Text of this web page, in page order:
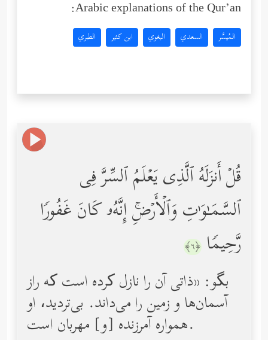
Arabic explanations of the Qur’an:
المُيسَّر السعدي البغوي ابن كثير الطبري
قُلۡ أَنزَلَهُ ٱلَّذِی یَعۡلَمُ ٱلسِّرَّ فِی
ٱلسَّمَـٰوَ ٰ⁠تِ وَٱلۡأَرۡضِۚ إِنَّهُۥ كَانَ غَفُورࣰا
رَّحِیمࣰا ﴿٦﴾
بگو: «ذاتی آن را نازل کرده است که راز
آسمان‌ها و زمین را می‌داند. بی‌تردید، او
همواره آمرزنده [و] مهربان است.